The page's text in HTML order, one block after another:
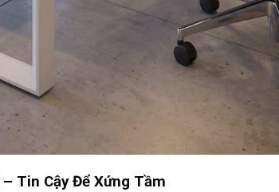
– Tin Cậy Để Xứng Tầm